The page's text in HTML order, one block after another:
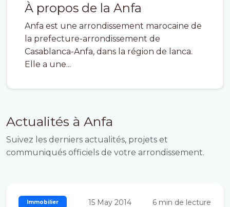
À propos de la Anfa
Anfa est une arrondissement marocaine de
la prefecture-arrondissement de
Casablanca-Anfa, dans la région de lanca.
Elle a une...
Actualités à Anfa
Suivez les derniers actualités, projets et
communiqués officiels de votre arrondissement.
Immobilier 15 May 2014 6 min de lecture